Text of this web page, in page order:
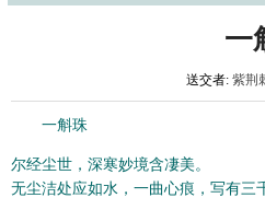
一
送交者: 紫荆
一斛珠
尔经尘世，深寒妙境含凄美。
无尘洁处应如水，一曲心痕，写有三